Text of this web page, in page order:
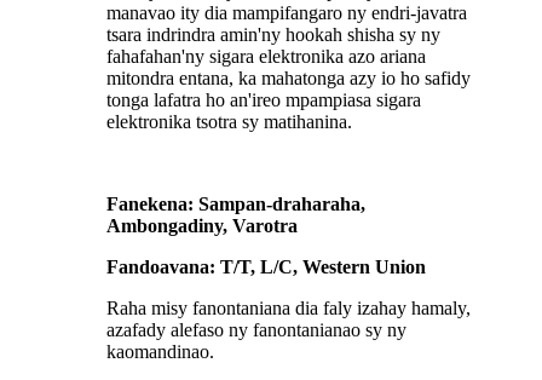
manavao ity dia mampifangaro ny endri-javatra
tsara indrindra amin'ny hookah shisha sy ny
fahafahan'ny sigara elektronika azo ariana
mitondra entana, ka mahatonga azy io ho safidy
tonga lafatra ho an'ireo mpampiasa sigara
elektronika tsotra sy matihanina.
Fanekena: Sampan-draharaha,
Ambongadiny, Varotra
Fandoavana: T/T, L/C, Western Union
Raha misy fanontaniana dia faly izahay hamaly,
azafady alefaso ny fanontanianao sy ny
kaomandinao.